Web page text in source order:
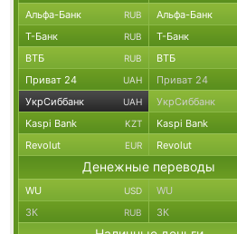
Альфа-Банк RUB Альфа-Банк
Т-Банк RUB Т-Банк
ВТБ RUB ВТБ
Приват 24 UAH Приват 24
УкрСиббанк UAH УкрСиббанк
Kaspi Bank KZT Kaspi Bank
Revolut EUR Revolut
Денежные переводы
WU USD WU
ЗК RUB ЗК